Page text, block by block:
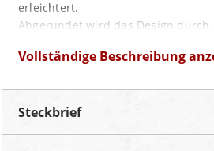
erleichtert.
Abgerundet wird das Design durch
Glases steht als auch einen edlen
Liebhaber.
Vollständige Beschreibung
Steckbrief